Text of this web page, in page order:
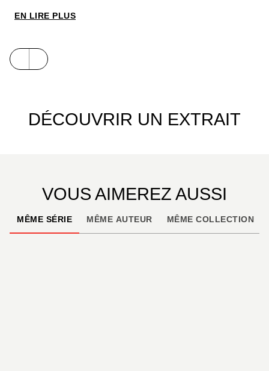
EN LIRE PLUS
DÉCOUVRIR UN EXTRAIT
VOUS AIMEREZ AUSSI
MÊME SÉRIE MÊME AUTEUR MÊME COLLECTION